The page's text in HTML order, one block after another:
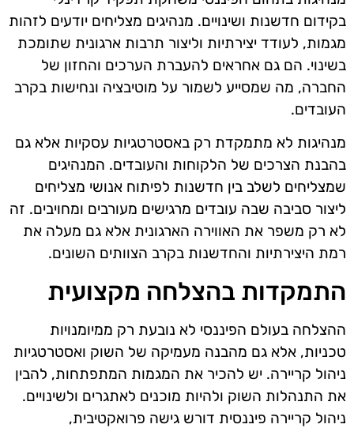
בקידום חדשנות ושינויים. מנהיגים מצליחים יודעים לזהות
מגמות, לעודד יצירתיות וליצור תרבות ארגונית שתומכת
בשינוי. הם גם אחראים להעברת הערכים והחזון של
החברה, מה שמסייע לשמור על מוטיבציה ונחישות בקרב
העובדים.
מנהיגות לא מתמקדת רק באסטרטגיות עסקיות אלא גם
בהבנת הצרכים של הלקוחות והעובדים. המנהיגים
שמצליחים לשלב בין חדשנות לפיתוח אנושי מצליחים
ליצור סביבה שבה עובדים מרגישים מעורבים ומחויבים. זה
לא רק משפר את האווירה הארגונית אלא גם מעלה את
רמת היצירתיות והחדשנות בקרב הצוותים השונים.
התמקדות בהצלחה מקצועית
ההצלחה בעולם הפיננסי לא נובעת רק ממיומנויות
טכניות, אלא גם מהבנה מעמיקה של השוק ואסטרטגיות
ניהול קריירה. יש להכיר את המגמות המתפתחות, להבין
את התנהלות השוק ולהיות מוכנים לאתגרים ולשינויים.
ניהול קריירה פיננסית דורש גישה פרואקטיבית,